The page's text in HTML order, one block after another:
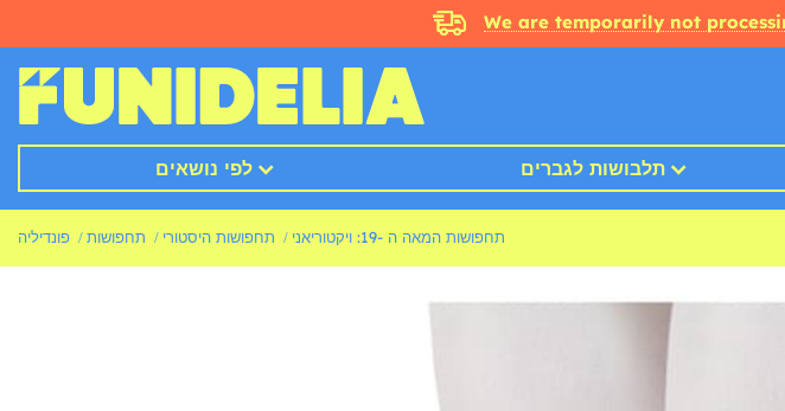
We are temporarily not
לפי נושאים תלבושות לגברים
פונדיליה תחפושות תחפושות היסטורי תחפושות המאה ה -19: ויקטוריאני